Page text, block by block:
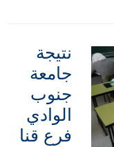
نتيجة
جامعة
جنوب
الوادي
فرع قنا